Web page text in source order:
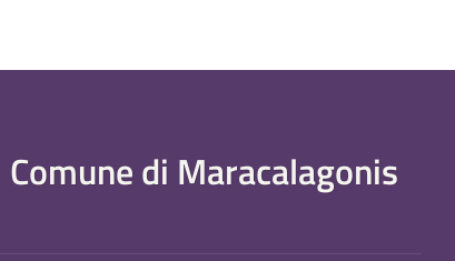
Comune di Maracalagonis